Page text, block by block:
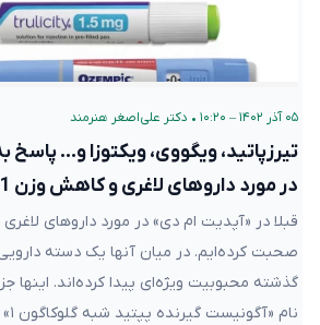
۰۵ آذر ۱۴۰۲ – ۱۰:۲۰ • دکتر علی‌اصغر هنرمند
تیرزپاتید، ویگووی، ویکتوزا و…
در مورد داروهای لاغری و کاهش وزن GLP1
قبلا در «آپدیت ام دی» در مورد داروهای
صحبت کرده‌ایم. در میان آنها یک دسته
گذشته محبوبیت ویژه‌ای پیدا کرده‌اند. اینها